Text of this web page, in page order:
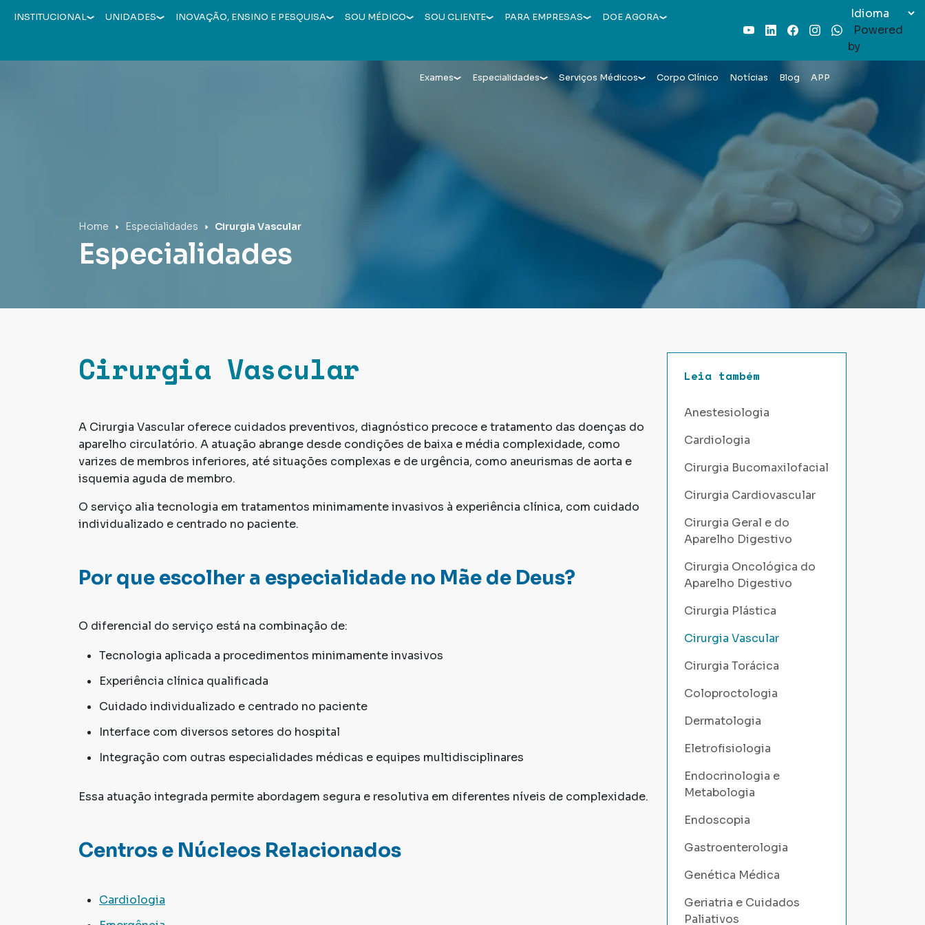
INSTITUCIONAL UNIDADES INOVAÇÃO, ENSINO E PESQUISA SOU MÉDICO SOU CLIENTE PARA EMPRESAS
DOE AGORA
YoutubeLinkedInFacebook
InstagramWhatsAppPowered
by
Exames Especialidades Serviços Médicos Corpo Clínico Notícias Blog APP
Home Especialidades Cirurgia Vascular
Especialidades
Cirurgia Vascular
A Cirurgia Vascular oferece cuidados preventivos, diagnóstico precoce e tratamento das doenças do
aparelho circulatório. A atuação abrange desde condições de baixa e média complexidade, como
varizes de membros inferiores, até situações complexas e de urgência, como aneurismas de aorta e
isquemia aguda de membro.
O serviço alia tecnologia em tratamentos minimamente invasivos à experiência clínica, com cuidado
individualizado e centrado no paciente.
Por que escolher a especialidade no Mãe de Deus?
O diferencial do serviço está na combinação de:
Tecnologia aplicada a procedimentos minimamente invasivos
Experiência clínica qualificada
Cuidado individualizado e centrado no paciente
Interface com diversos setores do hospital
Integração com outras especialidades médicas e equipes multidisciplinares
Essa atuação integrada permite abordagem segura e resolutiva em diferentes níveis de complexidade.
Centros e Núcleos Relacionados
Cardiologia
Leia também
Anestesiologia
Cardiologia
Cirurgia Bucomaxilofacial
Cirurgia Cardiovascular
Cirurgia Geral e do
Aparelho Digestivo
Cirurgia Oncológica do
Aparelho Digestivo
Cirurgia Plástica
Cirurgia Vascular
Cirurgia Torácica
Coloproctologia
Dermatologia
Eletrofisiologia
Endocrinologia e
Metabologia
Endoscopia
Gastroenterologia
Genética Médica
Geriatria e Cuidados
Paliativos